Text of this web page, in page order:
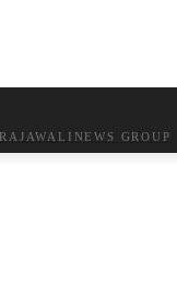
RAJAWALINEWS GROUP